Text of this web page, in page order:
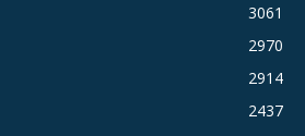
3061
2970
2914
2437